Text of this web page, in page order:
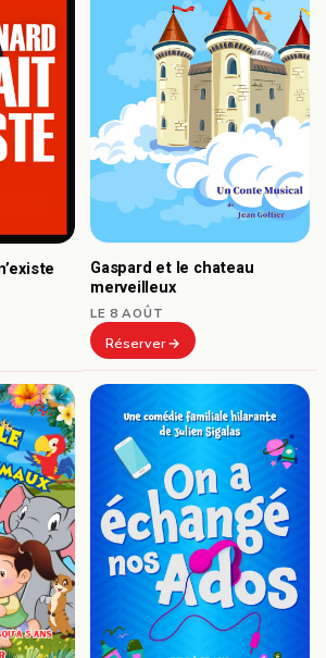
Gaspard et le chateau
merveilleux
LE 8 AOÛT
Réserver